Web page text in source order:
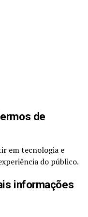
de
em tecnologia e
do público.
informações